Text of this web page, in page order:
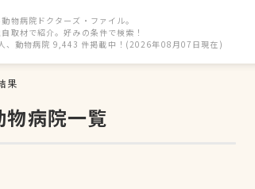
物病院ドクターズ・ファイル。
取材で紹介。好みの条件で検索！
、動物病院 9,443 件掲載中！(2026年08月07日現在)
果
病院一覧